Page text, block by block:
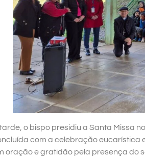
o bispo presidiu a Santa Missa
com a celebração eucarística
oração e gratidão pela presença do